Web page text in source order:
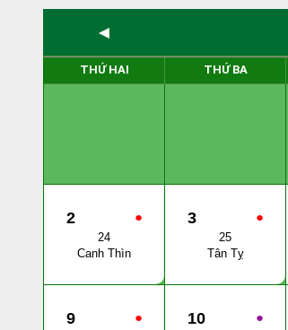
◄
THỨ HAI THỨ BA
●
2
24
Canh Thìn
●
3
25
Tân Tỵ
●
9 ●
10